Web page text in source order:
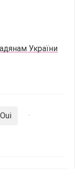
України
Oui